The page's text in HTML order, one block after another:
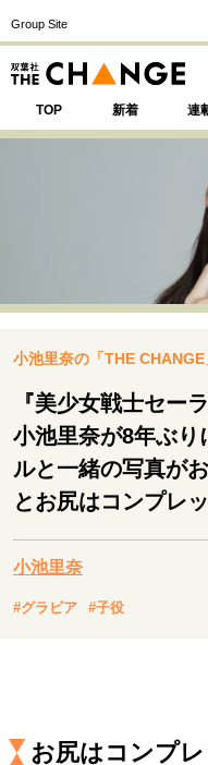
Group Site
TOP 新着 連
注目の記事テー
運命を変えた出会い
表現者の葛藤
人
キャリア・働き方
大人の学び直し
小池里奈の「THE
『美少女戦士セー
小池里奈が8年ぶり
ルと一緒の写真が
とお尻はコンプレ
小池里奈
#グラビア #子役
お尻はコンプ